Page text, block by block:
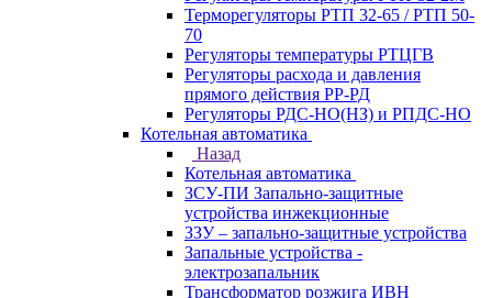
Терморегуляторы РТП 32-65 / РТП 50-
70
Регуляторы температуры РТЦГВ
Регуляторы расхода и давления
прямого действия РР-РД
Регуляторы РДС-НО(НЗ) и РПДС-НО
Котельная автоматика
Назад
Котельная автоматика
ЗСУ-ПИ Запально-защитные
устройства инжекционные
ЗЗУ – запально-защитные устройства
Запальные устройства -
электрозапальник
Трансформатор розжига ИВН